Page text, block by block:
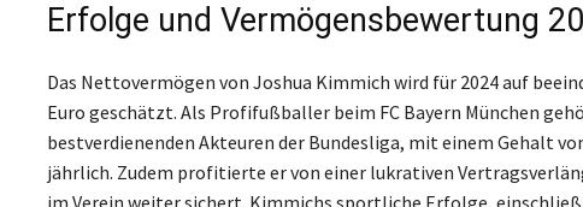
Erfolge und Vermögensbewertung
Das Nettovermögen von Joshua Kimmich wird für 2024 auf
Euro geschätzt. Als Profifußballer beim FC Bayern München
bestverdienenden Akteuren der Bundesliga, mit einem Gehalt
jährlich. Zudem profitierte er von einer lukrativen